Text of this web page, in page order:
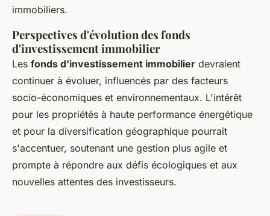
immobiliers.
Perspectives d'évolution des fonds
d'investissement immobilier
Les fonds d'investissement immobilier devraient
continuer à évoluer, influencés par des facteurs
socio-économiques et environnementaux. L'intérêt
pour les propriétés à haute performance énergétique
et pour la diversification géographique pourrait
s'accentuer, soutenant une gestion plus agile et
prompte à répondre aux défis écologiques et aux
nouvelles attentes des investisseurs.